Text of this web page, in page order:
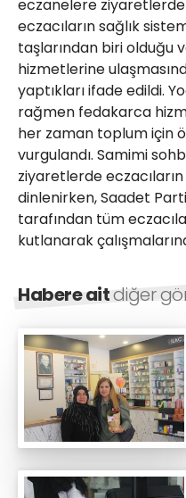
eczanelere
eczacıların sağlık
taşlarından biri olduğu
hizmetlerine
yaptıkları ifade edildi.
rağmen fedakarca
her zaman toplum için
vurgulandı. Samimi
ziyaretlerde
dinlenirken, Saadet
tarafından tüm
kutlanarak
Habere aitdiğer